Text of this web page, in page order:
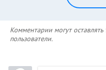
Комментарии могут
пользователи.